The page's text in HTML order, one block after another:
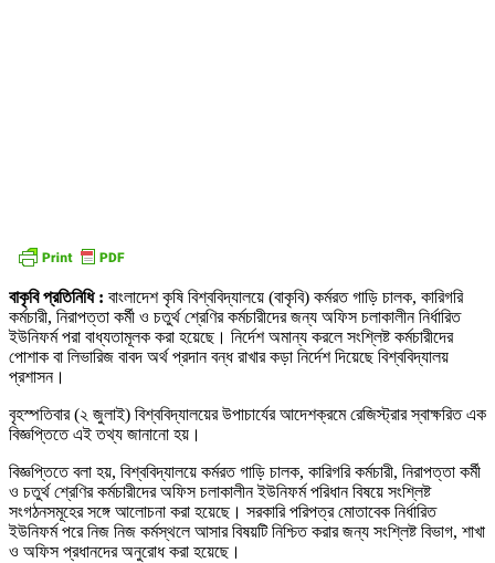
বাকৃবি প্রতিনিধি : বাংলাদেশ কৃষি বিশ্ববিদ্যালয়ে (বাকৃবি) কর্মরত গাড়ি চালক, কারিগরি
কর্মচারী, নিরাপত্তা কর্মী ও চতুর্থ শ্রেণির কর্মচারীদের জন্য অফিস চলাকালীন নির্ধারিত
ইউনিফর্ম পরা বাধ্যতামূলক করা হয়েছে। নির্দেশ অমান্য করলে সংশ্লিষ্ট কর্মচারীদের
পোশাক বা লিভারিজ বাবদ অর্থ প্রদান বন্ধ রাখার কড়া নির্দেশ দিয়েছে বিশ্ববিদ্যালয়
প্রশাসন।
বৃহস্পতিবার (২ জুলাই) বিশ্ববিদ্যালয়ের উপাচার্যের আদেশক্রমে রেজিস্ট্রার স্বাক্ষরিত এক
বিজ্ঞপ্তিতে এই তথ্য জানানো হয়।
বিজ্ঞপ্তিতে বলা হয়, বিশ্ববিদ্যালয়ে কর্মরত গাড়ি চালক, কারিগরি কর্মচারী, নিরাপত্তা কর্মী
ও চতুর্থ শ্রেণির কর্মচারীদের অফিস চলাকালীন ইউনিফর্ম পরিধান বিষয়ে সংশ্লিষ্ট
সংগঠনসমূহের সঙ্গে আলোচনা করা হয়েছে। সরকারি পরিপত্র মোতাবেক নির্ধারিত
ইউনিফর্ম পরে নিজ নিজ কর্মস্থলে আসার বিষয়টি নিশ্চিত করার জন্য সংশ্লিষ্ট বিভাগ, শাখা
ও অফিস প্রধানদের অনুরোধ করা হয়েছে।